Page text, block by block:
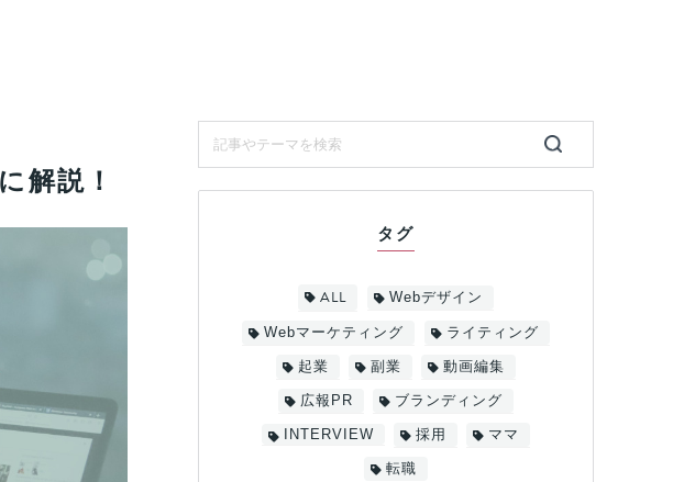
解説！
タグ
ALL Webデザイン
Webマーケティング ライティング
起業 副業 動画編集
広報PR ブランディング
INTERVIEW 採用 ママ
転職